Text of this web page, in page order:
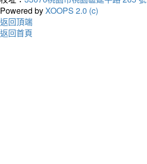
Powered byXOOPS 2.0 (c)
返回頂端
返回首頁